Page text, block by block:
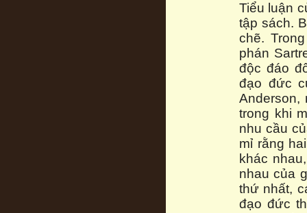
Tiểu luận
tập sách.
chẽ.
phán
độc đáo
đạo đức
trong khi
nhu cầu
mỉ rằng
khác
nhau của
thứ nhất,
đạo đức